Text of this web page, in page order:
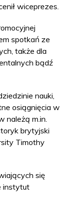
wiceprezes.
spotkań ze
także dla
bądź
nauki,
osiągnięcia w
należą m.in.
brytyjski
Timothy
się
instytut